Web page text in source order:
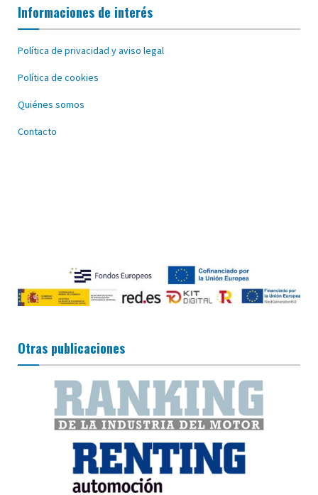
Informaciones de interés
Política de privacidad y aviso legal
Política de cookies
Quiénes somos
Contacto
Otras publicaciones